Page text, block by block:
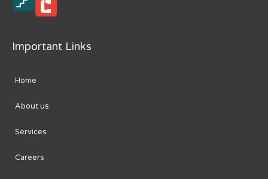
Important Links
Home
About us
Services
Careers